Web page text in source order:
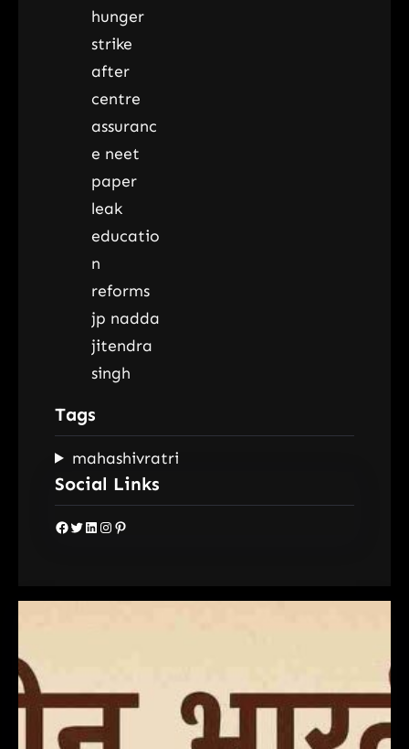
Tags
mahashivratri
Social Links
Facebook Twitter LinkedIn Instagram Pinterest